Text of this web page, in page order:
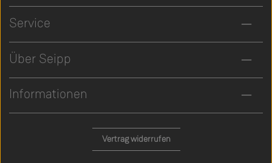
Service
Über Seipp
Informationen
Vertrag widerrufen